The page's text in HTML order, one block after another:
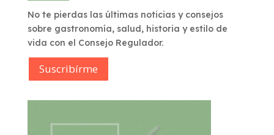
No te pierdas las últimas noticias y consejos
sobre gastronomía, salud, historia y estilo de
vida con el Consejo Regulador.
Suscribírme